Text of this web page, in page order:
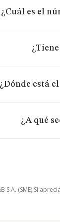
¿Cuál es el
¿Dónde está
¿A qué
(SME) Si